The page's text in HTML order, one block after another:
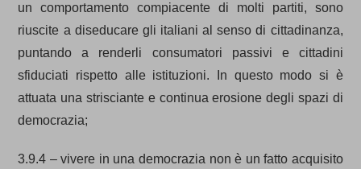
un comportamento compiacente di molti partiti, sono
riuscite a diseducare gli italiani al senso di cittadinanza,
puntando a renderli consumatori passivi e cittadini
sfiduciati rispetto alle istituzioni. In questo modo si è
attuata una strisciante e continua erosione degli spazi di
democrazia;
3.9.4 – vivere in una democrazia non è un fatto acquisito